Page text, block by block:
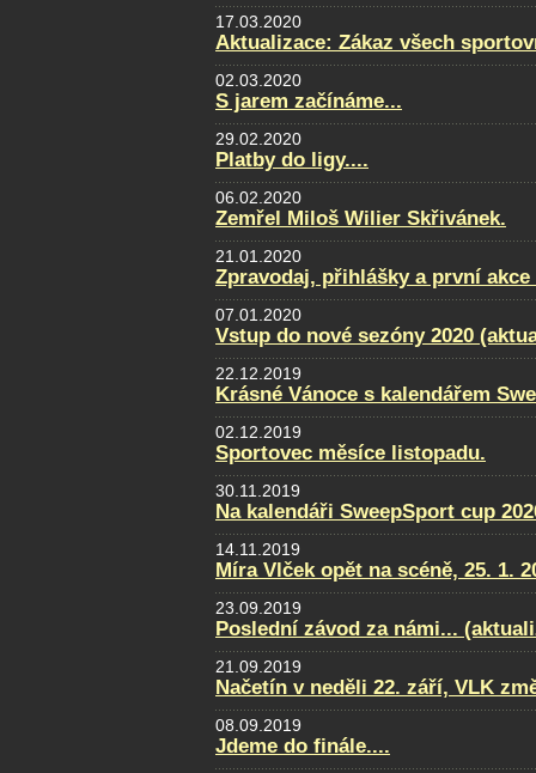
17.03.2020
Aktualizace: Zákaz všech
02.03.2020
S jarem začínáme...
29.02.2020
Platby do ligy....
06.02.2020
Zemřel Miloš Wilier Skřivánek.
21.01.2020
Zpravodaj, přihlášky a první akce
07.01.2020
Vstup do nové sezóny 2020
22.12.2019
Krásné Vánoce s kalendářem
02.12.2019
Sportovec měsíce listopadu.
30.11.2019
Na kalendáři SweepSport cup
14.11.2019
Míra Vlček opět na scéně, 25. 1.
23.09.2019
Poslední závod za námi...
21.09.2019
Načetín v neděli 22. září, VLK
08.09.2019
Jdeme do finále....